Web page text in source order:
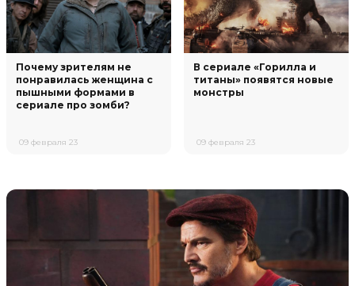
Почему зрителям не
понравилась женщина с
пышными формами в
сериале про зомби?
09 февраля 23
В сериале «Горилла и
титаны» появятся новые
монстры
09 февраля 23